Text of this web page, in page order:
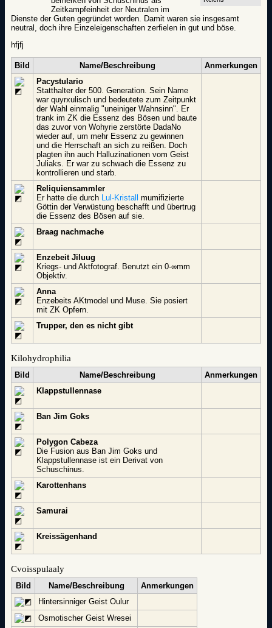
Zeitkampfeinheit der Neutralen im
Dienste der Guten gegründet worden. Damit waren sie insgesamt
neutral, doch ihre Einzeleigenschaften zerfielen in gut und böse.
hfjfj
Bild Name/Beschreibung
Anmerkungen
Pacystulario
Statthalter der 500. Generation. Sein Name
war quyrxulisch und bedeutete zum Zeitpunkt
der Wahl einmalig "uneiniger Wahnsinn". Er
trank im ZK die Essenz des Bösen und baute
das zuvor von Wohyrie zerstörte DadaNo
wieder auf, um mehr Essenz zu gewinnen
und die Herrschaft an sich zu reißen. Doch
plagten ihn auch Halluzinationen vom Geist
Juliaks. Er war zu schwach die Essenz zu
kontrollieren und starb.
Reliquiensammler
Er hatte die durch
Lul-Kristall
mumifizierte
Göttin der Verwüstung beschafft und übertrug
die Essenz des Bösen auf sie.
Braag nachmache
Enzebeit Jiluug
Kriegs- und Aktfotograf. Benutzt ein 0-∞mm
Objektiv.
Anna
Enzebeits AKtmodel und Muse. Sie posiert
mit ZK Opfern.
Trupper, den es nicht gibt
Kilohydrophilia
Bild Name/Beschreibung
Anmerkungen
Klappstullennase
Ban Jim Goks
Polygon Cabeza
Die Fusion aus Ban Jim Goks und
Klappstullennase ist ein Derivat von
Schuschinus.
Karottenhans
Samurai
Kreissägenhand
Cvoisspulaaly
Bild Name/Beschreibung
Anmerkungen
Hintersinniger Geist Oulur
Osmotischer Geist Wresei